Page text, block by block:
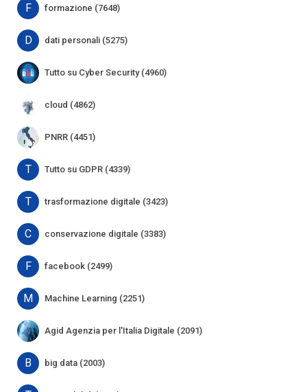
F formazione (7648)
D dati personali (5275)
Tutto su Cyber Security (4960)
cloud (4862)
PNRR (4451)
T Tutto su GDPR (4339)
T trasformazione digitale (3423)
C conservazione digitale (3383)
F facebook (2499)
M Machine Learning (2251)
Agid Agenzia per l'Italia Digitale (2091)
B big data (2003)